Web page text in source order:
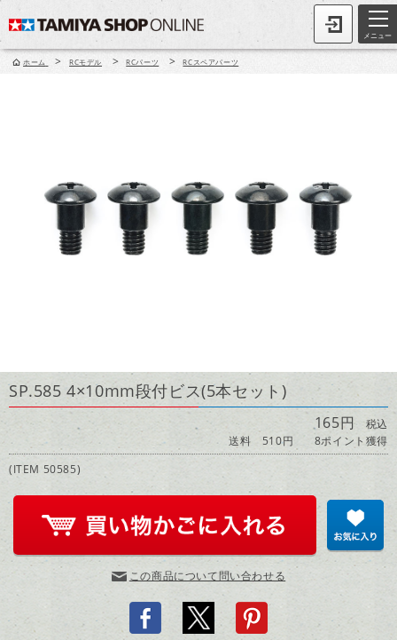
メニュー
ホーム > RCモデル > RCパーツ > RCスペアパーツ
SP.585 4×10mm段付ビス(5本セット)
165円 税込
送料 510円
8ポイント獲得
(ITEM 50585)
この商品について問い合わせる